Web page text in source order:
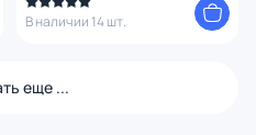
В наличии 14 шт.
еще ...